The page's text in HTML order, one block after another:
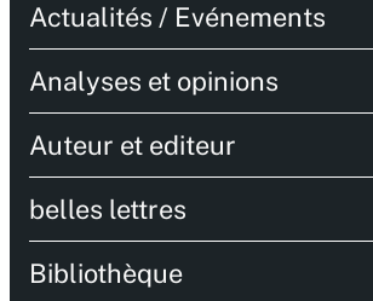
Actualités / Evénements
Analyses et opinions
Auteur et editeur
belles lettres
Bibliothèque